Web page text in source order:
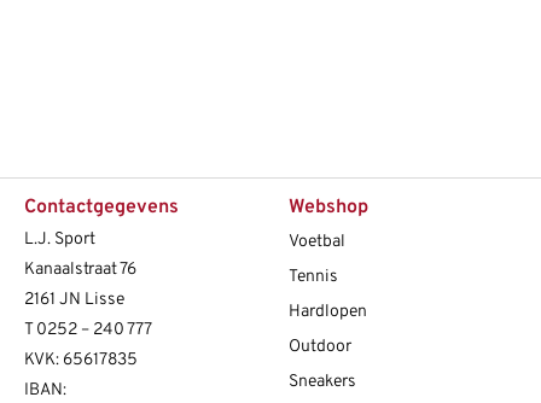
Contactgegevens
L.J. Sport
Kanaalstraat 76
2161 JN Lisse
T 0252 – 240 777
KVK: 65617835
IBAN:
Webshop
Voetbal
Tennis
Hardlopen
Outdoor
Sneakers